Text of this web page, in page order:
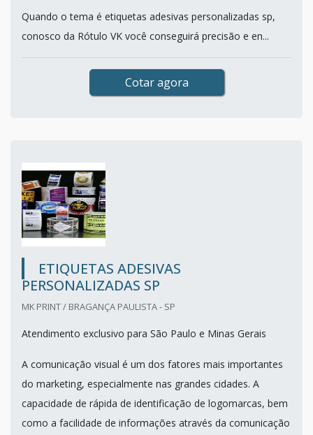
Quando o tema é etiquetas adesivas personalizadas sp,
conosco da Rótulo VK você conseguirá precisão e en...
Cotar agora
ETIQUETAS ADESIVAS
PERSONALIZADAS SP
MK PRINT / BRAGANÇA PAULISTA - SP
Atendimento exclusivo para São Paulo e Minas Gerais
A comunicação visual é um dos fatores mais importantes
do marketing, especialmente nas grandes cidades. A
capacidade de rápida de identificação de logomarcas, bem
como a facilidade de informações através da comunicação